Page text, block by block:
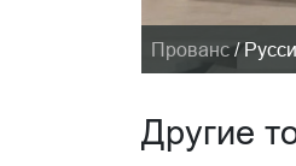
Прованс /
Другие